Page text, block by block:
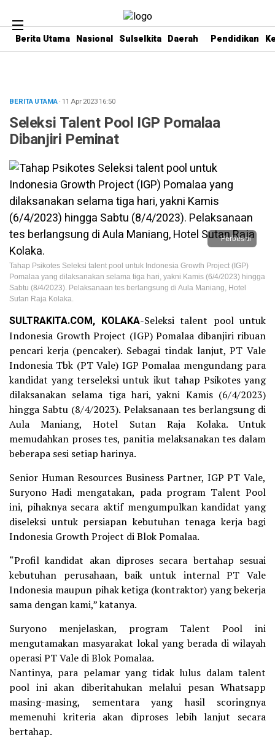
Berita Utama Nasional Sulselkita Daerah Pendidikan
BERITA UTAMA· 11 Apr 202316:50
Seleksi Talent Pool IGP Pomalaa
Dibanjiri Peminat
Perbesar
Tahap Psikotes Seleksi talent pool untuk Indonesia Growth Project (IGP)
Pomalaa yang dilaksanakan selama tiga hari, yakni Kamis (6/4/2023) hingga
Sabtu (8/4/2023). Pelaksanaan tes berlangsung di Aula Maniang, Hotel
Sutan Raja Kolaka.
SULTRAKITA.COM, KOLAKA-Seleksi talent pool untuk
Indonesia Growth Project (IGP) Pomalaa dibanjiri ribuan
pencari kerja (pencaker). Sebagai tindak lanjut, PT Vale
Indonesia Tbk (PT Vale) IGP Pomalaa mengundang para
kandidat yang terseleksi untuk ikut tahap Psikotes yang
dilaksanakan selama tiga hari, yakni Kamis (6/4/2023)
hingga Sabtu (8/4/2023). Pelaksanaan tes berlangsung di
Aula Maniang, Hotel Sutan Raja Kolaka. Untuk
memudahkan proses tes, panitia melaksanakan tes dalam
beberapa sesi setiap harinya.
Senior Human Resources Business Partner, IGP PT Vale,
Suryono Hadi mengatakan, pada program Talent Pool
ini, pihaknya secara aktif mengumpulkan kandidat yang
diseleksi untuk persiapan kebutuhan tenaga kerja bagi
Indonesia Growth Project di Blok Pomalaa.
“Profil kandidat akan diproses secara bertahap sesuai
kebutuhan perusahaan, baik untuk internal PT Vale
Indonesia maupun pihak ketiga (kontraktor) yang bekerja
sama dengan kami,” katanya.
Suryono menjelaskan, program Talent Pool ini
mengutamakan masyarakat lokal yang berada di wilayah
operasi PT Vale di Blok Pomalaa.
Nantinya, para pelamar yang tidak lulus dalam talent
pool ini akan diberitahukan melalui pesan Whatsapp
masing-masing, sementara yang hasil scoringnya
memenuhi kriteria akan diproses lebih lanjut secara
bertahap.